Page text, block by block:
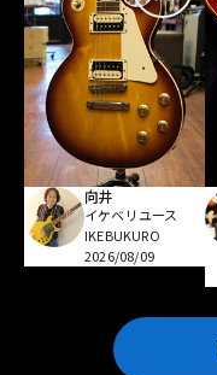
向井
イケベリユース
IKEBUKURO
2026/08/09